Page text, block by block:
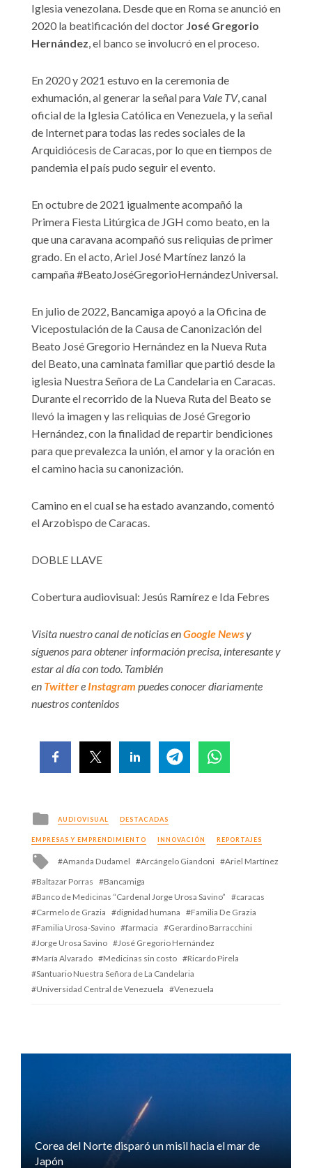
Iglesia venezolana. Desde que en Roma se anunció en
2020 la beatificación del doctor José Gregorio
Hernández , el banco se involucró en el proceso.
En 2020 y 2021 estuvo en la ceremonia de
exhumación, al generar la señal para Vale TV, canal
oficial de la Iglesia Católica en Venezuela, y la señal
de Internet para todas las redes sociales de la
Arquidiócesis de Caracas, por lo que en tiempos de
pandemia el país pudo seguir el evento.
En octubre de 2021 igualmente acompañó la
Primera Fiesta Litúrgica de JGH como beato, en la
que una caravana acompañó sus reliquias de primer
grado. En el acto, Ariel José Martínez lanzó la
campaña #BeatoJoséGregorioHernándezUniversal.
En julio de 2022, Bancamiga apoyó a la Oficina de
Vicepostulación de la Causa de Canonización del
Beato José Gregorio Hernández en la Nueva Ruta
del Beato, una caminata familiar que partió desde la
iglesia Nuestra Señora de La Candelaria en Caracas.
Durante el recorrido de la Nueva Ruta del Beato se
llevó la imagen y las reliquias de José Gregorio
Hernández, con la finalidad de repartir bendiciones
para que prevalezca la unión, el amor y la oración en
el camino hacia su canonización.
Camino en el cual se ha estado avanzando, comentó
el Arzobispo de Caracas.
DOBLE LLAVE
Cobertura audiovisual: Jesús Ramírez e Ida Febres
Visita nuestro canal de noticias enGoogle Newsy
síguenos para obtener información precisa, interesante y
estar al día con todo. También
en Twittere Instagram puedes conocer diariamente
nuestros contenidos
Posted
in
AUDIOVISUAL DESTACADAS
EMPRESAS Y EMPRENDIMIENTO INNOVACIÓN REPORTAJES
Tagged
with
Amanda Dudamel Arcángelo Giandoni
Ariel Martínez
Baltazar Porras
Bancamiga
Banco de Medicinas “Cardenal Jorge Urosa Savino”
caracas
Carmelo de Grazia
dignidad humana
Familia De Grazia
Familia Urosa-Savino
farmacia
Gerardino Barracchini
Jorge Urosa Savino
José Gregorio Hernández
María Alvarado
Medicinas sin costo
Ricardo Pirela
Santuario Nuestra Señora de La Candelaria
Universidad Central de Venezuela
Venezuela
Corea del Norte disparó un misil hacia el mar de
Japón